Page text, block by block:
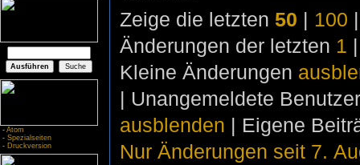
- Atom
- Spezialseiten
- Druckversion
Zeige die letzten 50 | 100
Änderungen der letzten 1
Kleine Änderungen
| Unangemeldete
ausblenden | Eigene
Nur Änderungen seit 7.